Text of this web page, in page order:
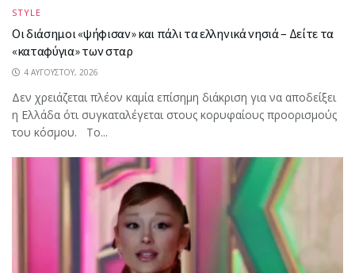
STYLE
Οι διάσημοι «ψήφισαν» και πάλι τα ελληνικά νησιά – Δείτε τα
«καταφύγια» των σταρ
4 ΑΥΓΟΎΣΤΟΥ, 2026
Δεν χρειάζεται πλέον καμία επίσημη διάκριση για να αποδείξει
η Ελλάδα ότι συγκαταλέγεται στους κορυφαίους προορισμούς
του κόσμου. Το...